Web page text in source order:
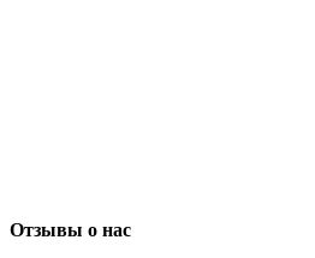
Отзывы о нас